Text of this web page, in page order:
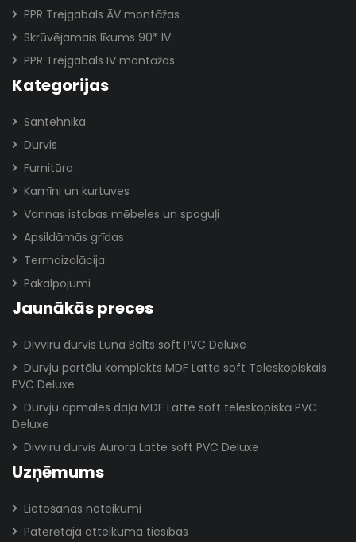
PPR Trejgabals ĀV montāžas
Skrūvējamais līkums 90* IV
PPR Trejgabals IV montāžas
Kategorijas
Santehnika
Durvis
Furnitūra
Kamīni un kurtuves
Vannas istabas mēbeles un spoguļi
Apsildāmās grīdas
Termoizolācija
Pakalpojumi
Jaunākās preces
Divviru durvis Luna Balts soft PVC Deluxe
Durvju portālu komplekts MDF Latte soft Teleskopiskais
PVC Deluxe
Durvju apmales daļa MDF Latte soft teleskopiskā PVC
Deluxe
Divviru durvis Aurora Latte soft PVC Deluxe
Uzņēmums
Lietošanas noteikumi
Patērētāja atteikuma tiesības